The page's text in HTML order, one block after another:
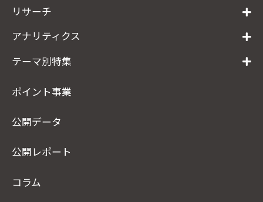
リサーチ
アナリティクス
テーマ別特集
ポイント事業
公開データ
公開レポート
コラム